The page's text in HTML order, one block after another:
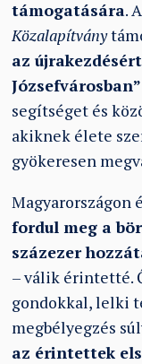
támogatására.
Közalapítvány
az
Józsefvárosban”
segítséget és
akiknek élete
gyökeresen
Magyarországon
fordul meg a
százezer
– válik érintetté.
gondokkal, lelki
megbélyegzés
az érintettek